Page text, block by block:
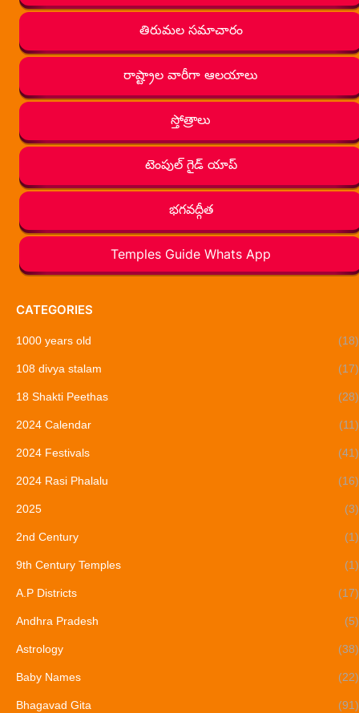
తిరుమల సమాచారం
రాష్ట్రాల వారీగా ఆలయాలు
స్తోత్రాలు
టెంపుల్ గైడ్ యాప్
భగవద్గీత
Temples Guide Whats App
CATEGORIES
1000 years old (18)
108 divya stalam (17)
18 Shakti Peethas (28)
2024 Calendar (11)
2024 Festivals (41)
2024 Rasi Phalalu (16)
2025 (3)
2nd Century (1)
9th Century Temples (1)
A.P Districts (17)
Andhra Pradesh (5)
Astrology (38)
Baby Names (22)
Bhagavad Gita (91)